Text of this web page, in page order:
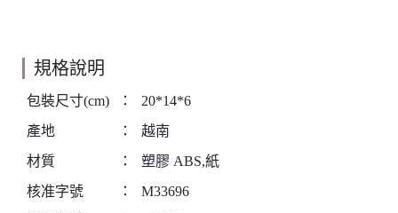
規格說明
包裝尺寸(cm) ：
20*14*6
產地
：
越南
材質
：
塑膠 ABS,紙
核准字號
：
M33696